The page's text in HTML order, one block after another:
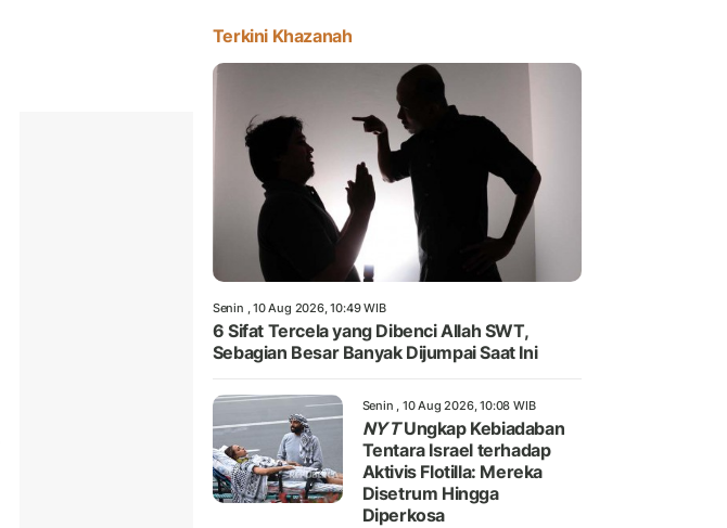
Terkini Khazanah
Senin , 10 Aug 2026, 10:49 WIB
6 Sifat Tercela yang Dibenci Allah SWT,
Sebagian Besar Banyak Dijumpai Saat Ini
Senin , 10 Aug 2026, 10:08 WIB
NYTUngkap Kebiadaban
Tentara Israel terhadap
Aktivis Flotilla: Mereka
Disetrum Hingga
Diperkosa